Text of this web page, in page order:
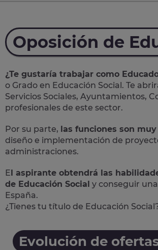
Oposición de
¿Te gustaría trabajar como
o Grado en Educación Social. Te
Servicios Sociales, Ayuntamientos,
profesionales de este sector.
Por su parte, las funciones son
diseño e implementación de
administraciones.
El aspirante obtendrá las
de Educación Social y conseguir
España.
¿Tienes tu título de Educación
Evolución de